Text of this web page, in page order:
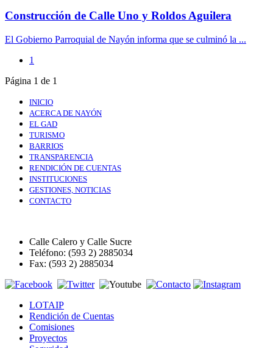
Construcción de Calle Uno y Roldos Aguilera
El Gobierno Parroquial de Nayón informa que se culminó la ...
1
Página 1 de 1
INICIO
ACERCA DE NAYÓN
EL GAD
TURISMO
BARRIOS
TRANSPARENCIA
RENDICIÓN DE CUENTAS
INSTITUCIONES
GESTIONES, NOTICIAS
CONTACTO
Calle Calero y Calle Sucre
Teléfono: (593 2) 2885034
Fax: (593 2) 2885034
LOTAIP
Rendición de Cuentas
Comisiones
Proyectos